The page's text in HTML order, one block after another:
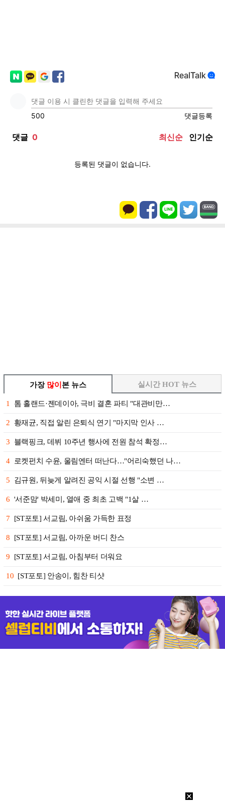
가장 많이 본 뉴스
1 톰 홀랜드·젠데이아, 극비 결혼 파티 "대관비만…
2 황재균, 직접 알린 은퇴식 연기 "마지막 인사 …
3 블랙핑크, 데뷔 10주년 행사에 전원 참석 확정…
4 로켓펀치 수윤, 울림엔터 떠난다…"어리숙했던 나…
5 김규원, 뒤늦게 알려진 공익 시절 선행 "소변 …
6 '서준맘' 박세미, 열애 중 최초 고백 "1살 …
7 [ST포토] 서교림, 아쉬움 가득한 표정
8 [ST포토] 서교림, 아까운 버디 찬스
9 [ST포토] 서교림, 아침부터 더워요
10 [ST포토] 안송이, 힘찬 티샷
실시간 HOT 뉴스